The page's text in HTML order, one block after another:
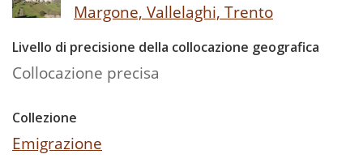
Margone, Vallelaghi, Trento
Livello di precisione della collocazione geografica
Collocazione precisa
Collezione
Emigrazione